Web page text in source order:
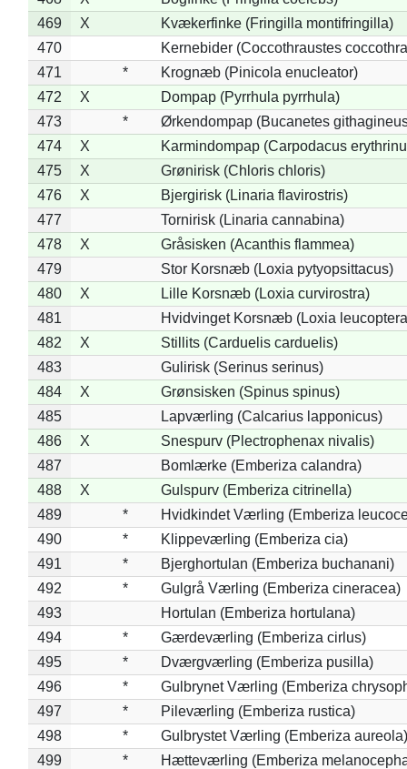
469
X
Kvækerfinke (Fringilla montifringilla)
470
Kernebider (Coccothraustes
471
*
Krognæb (Pinicola enucleator)
472
X
Dompap (Pyrrhula pyrrhula)
473
*
Ørkendompap (Bucanetes
474
X
Karmindompap (Carpodacus
475
X
Grønirisk (Chloris chloris)
476
X
Bjergirisk (Linaria flavirostris)
477
Tornirisk (Linaria cannabina)
478
X
Gråsisken (Acanthis flammea)
479
Stor Korsnæb (Loxia pytyopsittacus)
480
X
Lille Korsnæb (Loxia curvirostra)
481
Hvidvinget Korsnæb (Loxia
482
X
Stillits (Carduelis carduelis)
483
Gulirisk (Serinus serinus)
484
X
Grønsisken (Spinus spinus)
485
Lapværling (Calcarius lapponicus)
486
X
Snespurv (Plectrophenax nivalis)
487
Bomlærke (Emberiza calandra)
488
X
Gulspurv (Emberiza citrinella)
489
*
Hvidkindet Værling (Emberiza
490
*
Klippeværling (Emberiza cia)
491
*
Bjerghortulan (Emberiza buchanani)
492
*
Gulgrå Værling (Emberiza cineracea)
493
Hortulan (Emberiza hortulana)
494
*
Gærdeværling (Emberiza cirlus)
495
*
Dværgværling (Emberiza pusilla)
496
*
Gulbrynet Værling (Emberiza
497
*
Pileværling (Emberiza rustica)
498
*
Gulbrystet Værling (Emberiza aureola)
499
* Hætteværling (Emberiza